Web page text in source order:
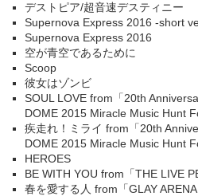
デストピア/超音速デスティニー
Supernova Express 2016 -short
Supernova Express 2016
空が青空であるために
Scoop
彼女はゾンビ
SOUL LOVE from「20th
DOME 2015 Miracle Music Hunt
疾走れ！ミライ from「20th
DOME 2015 Miracle Music Hunt
HEROES
BE WITH YOU from「THE LIVE
春を愛する人 from「GLAY